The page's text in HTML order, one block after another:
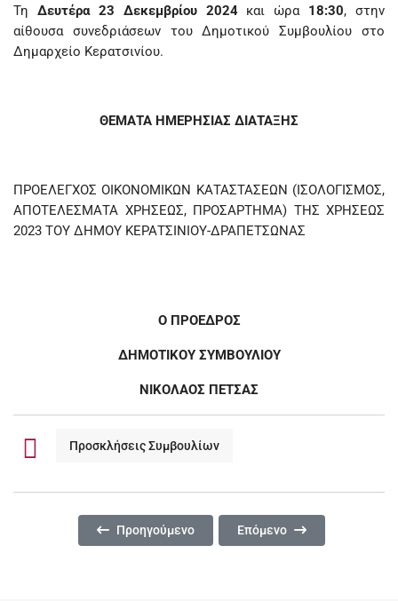
Τη Δευτέρα 23 Δεκεμβρίου 2024και ώρα 18:30, στην
αίθουσα συνεδριάσεων του Δημοτικού Συμβουλίου στο
Δημαρχείο Κερατσινίου.
ΘΕΜΑΤΑ ΗΜΕΡΗΣΙΑΣ ΔΙΑΤΑΞΗΣ
ΠΡΟΕΛΕΓΧΟΣ ΟΙΚΟΝΟΜΙΚΩΝ ΚΑΤΑΣΤΑΣΕΩΝ (ΙΣΟΛΟΓΙΣΜΟΣ,
ΑΠΟΤΕΛΕΣΜΑΤΑ ΧΡΗΣΕΩΣ, ΠΡΟΣΑΡΤΗΜΑ) ΤΗΣ ΧΡΗΣΕΩΣ
2023 ΤΟΥ ΔΗΜΟΥ ΚΕΡΑΤΣΙΝΙΟΥ-ΔΡΑΠΕΤΣΩΝΑΣ
Ο ΠΡΟΕΔΡΟΣ
ΔΗΜΟΤΙΚΟΥ ΣΥΜΒΟΥΛΙΟΥ
ΝΙΚΟΛΑΟΣ ΠΕΤΣΑΣ
Προσκλήσεις Συμβουλίων
Προηγούμενο Άρθρο: 36η ΤΑΚΤΙΚΗ ΜΕΙΚΤΗ (ΔΙΑ
Προηγούμενο Επόμενο Άρθρο: 33η/
Επόμενο